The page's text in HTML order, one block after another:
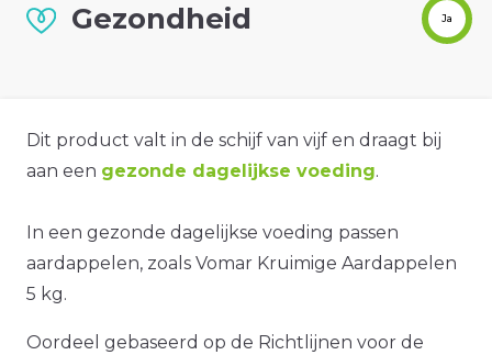
Gezondheid Ja
Dit product valt in de schijf van vijf en draagt bij
aan een gezonde dagelijkse voeding.
In een gezonde dagelijkse voeding passen
aardappelen, zoals Vomar Kruimige Aardappelen
5 kg.
Oordeel gebaseerd op de Richtlijnen voor de